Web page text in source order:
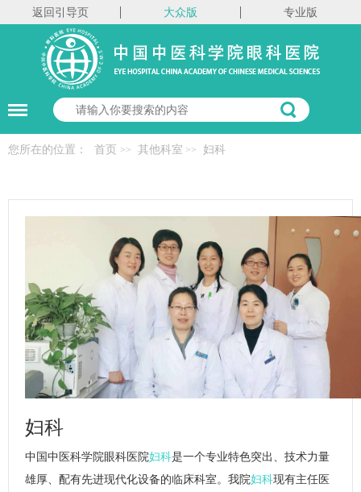
返回引导页 大众版 专业版
您所在的位置： 首页 >> 其他科室 >> 妇科
妇科
中国中医科学院眼科医院妇科是一个专业特色突出、技术力量
雄厚、配有先进现代化设备的临床科室。我院妇科现有主任医